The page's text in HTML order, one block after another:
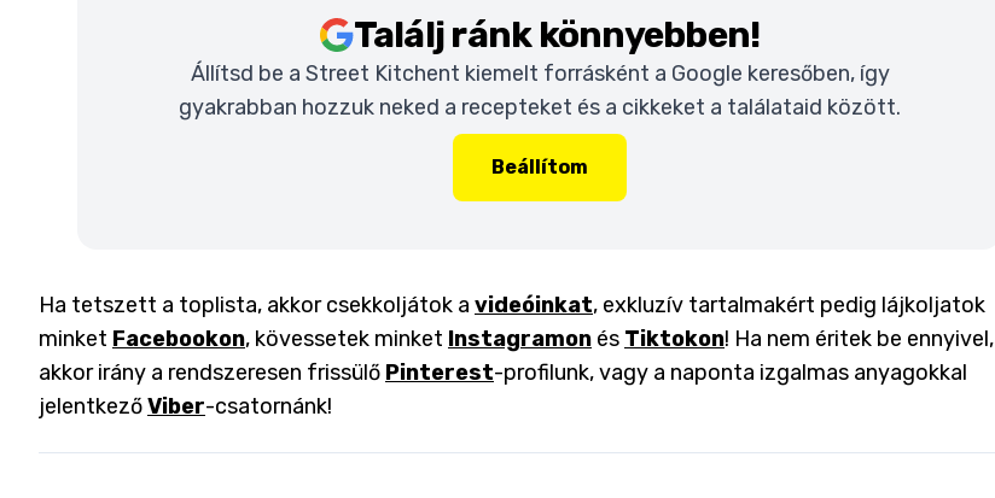
Találj ránk könnyebben!
Állítsd be a Street Kitchent kiemelt forrásként a Google keresőben, így
gyakrabban hozzuk neked a recepteket és a cikkeket a találataid között.
Beállítom
Ha tetszett a toplista, akkor csekkoljátok a videóinkat, exkluzív tartalmakért pedig lájkoljatok
minket Facebookon, kövessetek minket Instagramon és Tiktokon! Ha nem éritek be ennyivel,
akkor irány a rendszeresen frissülő Pinterest-profilunk, vagy a naponta izgalmas anyagokkal
jelentkezőViber-csatornánk!